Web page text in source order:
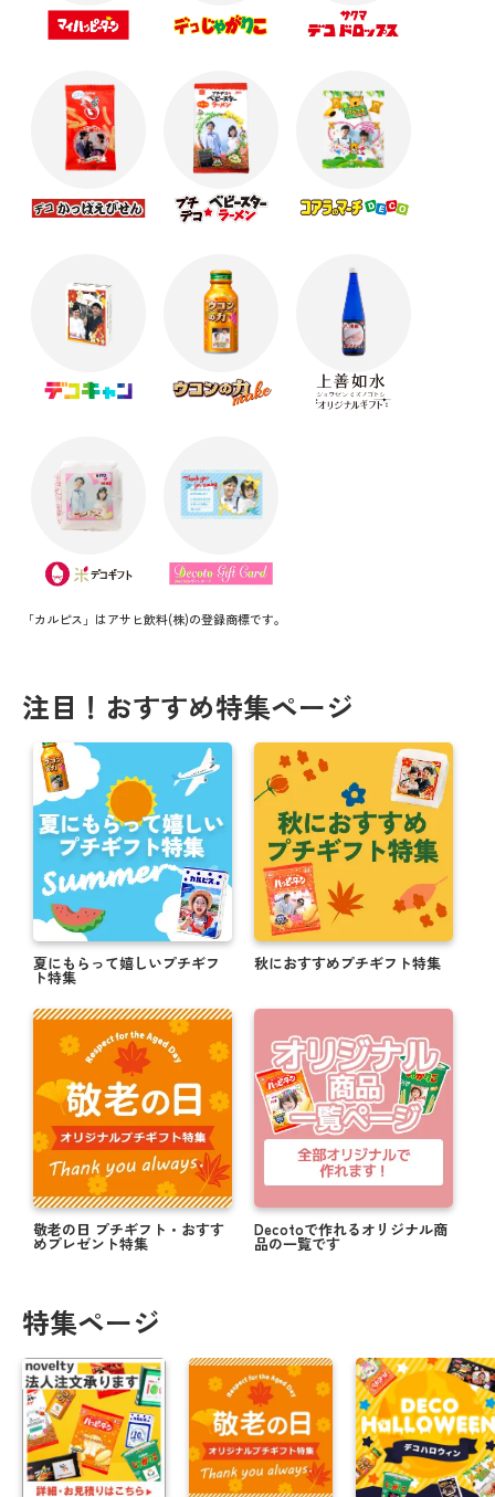
「カルピス」はアサヒ飲料(株)の登録商標です。
注目！おすすめ特集ページ
夏にもらって嬉しいプチギフ
ト特集
秋におすすめプチギフト特集
敬老の日 プチギフト・おすす
めプレゼント特集
Decotoで作れるオリジナル商
品の一覧です
特集ページ